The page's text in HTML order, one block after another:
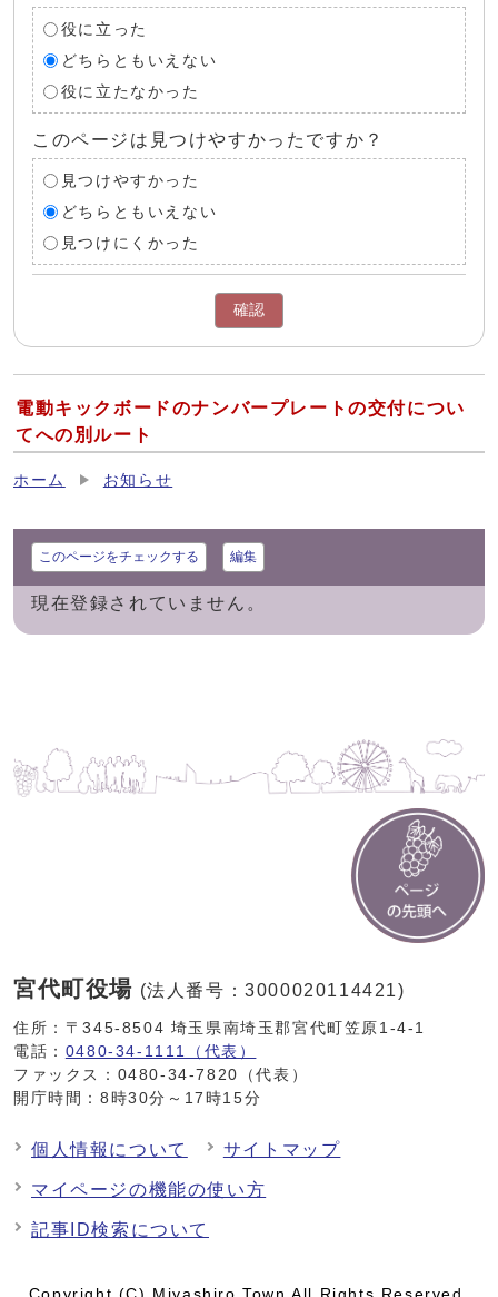
役に立った
どちらともいえない
役に立たなかった
このページは見つけやすかったですか？
見つけやすかった
どちらともいえない
見つけにくかった
確認
電動キックボードのナンバープレートの交付につい
てへの別ルート
ホーム お知らせ
このページをチェックする 編集
現在登録されていません。
宮代町役場 (法人番号：3000020114421)
住所：〒345-8504 埼玉県南埼玉郡宮代町笠原1-4-1
電話： 0480-34-1111（代表）
ファックス：0480-34-7820（代表）
開庁時間：8時30分～17時15分
個人情報について サイトマップ
マイページの機能の使い方
記事ID検索について